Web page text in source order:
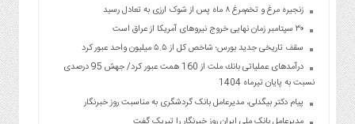
زنجیره مرغ و تخم‌مرغ ۸ ماه پس از شوک ارزی به تعادل رسید
۳۰ سپتامبر زمان نهایی خروج نیروهای آمریکا از عراق است
سقف تاریخی جدید بورس؛ شاخص کل از ۵.۵ میلیون واحد عبور کرد
درآمدهای عملیاتی بانك ملت از 160 همت عبور كرد/ جهش 95 درصدی
نسبت به پایان تیرماه 1404
پیام دکتر بیگدلی، مدیرعامل بانک گردشگری به مناسبت روز خبرنگار